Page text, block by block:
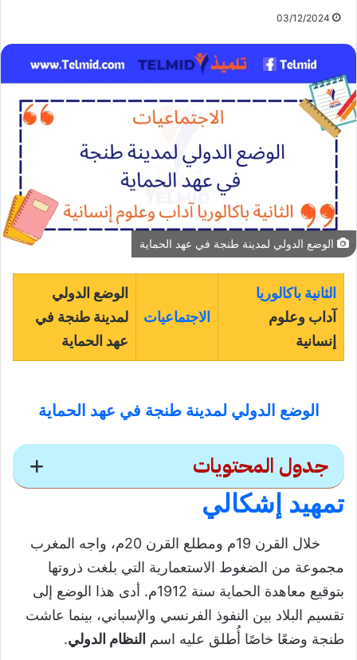
03/12/2024
الوضع الدولي لمدينة طنجة في عهد الحماية
الثانية باكالوريا
آداب وعلوم
إنسانية
الاجتماعيات
الوضع الدولي
لمدينة طنجة في
عهد الحماية
الوضع الدولي لمدينة طنجة في عهد الحماية
جدول المحتويات
الوضع الدولي لمدينة طنجة
في عهد الحماية
تمهيد إشكالي
سياق تدويل طنجة وأبعاده العامة
سياق تدويل طنجة
تمهيد إشكالي
خلال القرن 19م ومطلع القرن 20م، واجه المغرب
مجموعة من الضغوط الاستعمارية التي بلغت ذروتها
بتوقيع معاهدة الحماية سنة 1912م. أدى هذا الوضع إلى
تقسيم البلاد بين النفوذ الفرنسي والإسباني، بينما عاشت
طنجة وضعًا خاصًا أُطلق عليه اسم النظام الدولي.